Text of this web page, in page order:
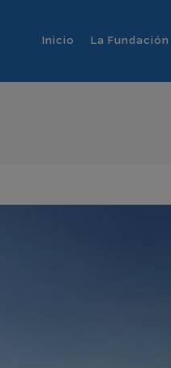
Inicio La Fundación